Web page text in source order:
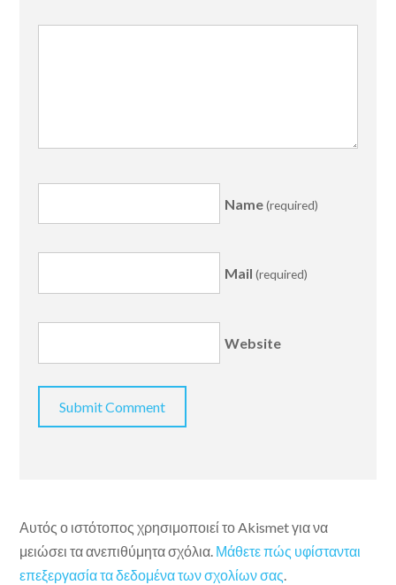
Name(required)
Mail (required)
Website
Αυτός ο ιστότοπος χρησιμοποιεί το Akismet για να
μειώσει τα ανεπιθύμητα σχόλια. Μάθετε πώς υφίστανται
επεξεργασία τα δεδομένα των σχολίων σας.